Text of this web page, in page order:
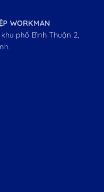
WORKMAN
phố Bình Thuận 2,